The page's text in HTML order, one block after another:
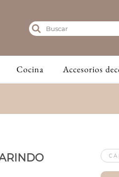
Cocina Accesorios